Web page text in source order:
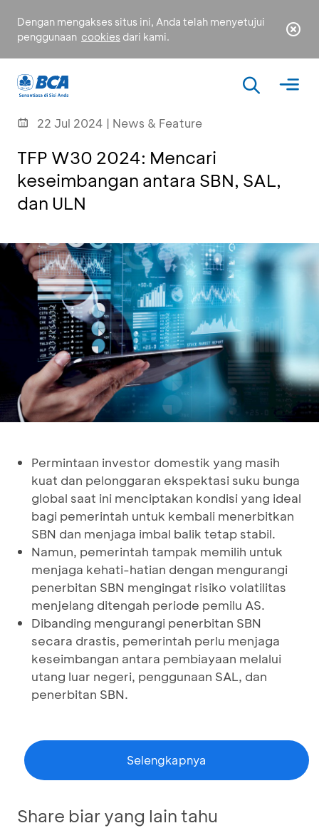
Dengan mengakses situs ini, Anda telah menyetujui
penggunaan cookies dari kami.
22 Jul 2024 | News & Feature
TFP W30 2024: Mencari
keseimbangan antara SBN, SAL,
dan ULN
Permintaan investor domestik yang masih
kuat dan pelonggaran ekspektasi suku bunga
global saat ini menciptakan kondisi yang ideal
bagi pemerintah untuk kembali menerbitkan
SBN dan menjaga imbal balik tetap stabil.
Namun, pemerintah tampak memilih untuk
menjaga kehati-hatian dengan mengurangi
penerbitan SBN mengingat risiko volatilitas
menjelang ditengah periode pemilu AS.
Dibanding mengurangi penerbitan SBN
secara drastis, pemerintah perlu menjaga
keseimbangan antara pembiayaan melalui
utang luar negeri, penggunaan SAL, dan
penerbitan SBN.
Selengkapnya
Share biar yang lain tahu